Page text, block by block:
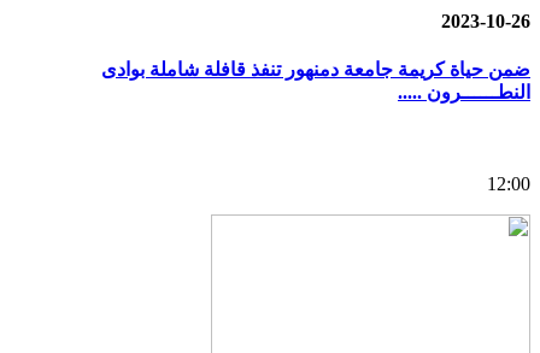
2023-10-26
ضمن حياة كريمة جامعة دمنهور تنفذ قافلة شاملة بوادى
النطــــــرون .....
12:00